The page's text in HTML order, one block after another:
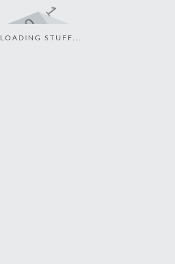
LOADING STUFF...